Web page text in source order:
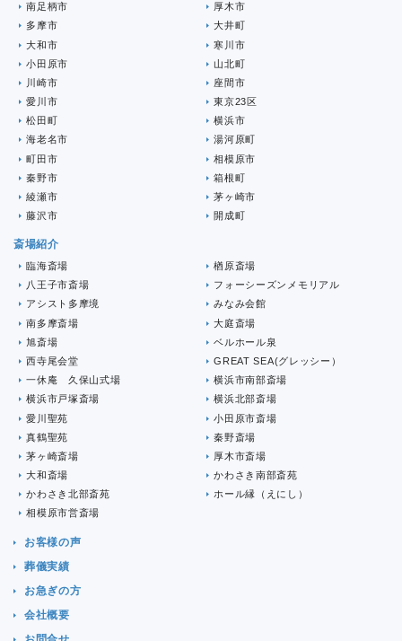
南足柄市
厚木市
多摩市
大井町
大和市
寒川市
小田原市
山北町
川崎市
座間市
愛川市
東京23区
松田町
横浜市
海老名市
湯河原町
町田市
相模原市
秦野市
箱根町
綾瀬市
茅ヶ崎市
藤沢市
開成町
斎場紹介
臨海斎場
楢原斎場
八王子市斎場
フォーシーズンメモリアル
アシスト多摩境
みなみ会館
南多摩斎場
大庭斎場
旭斎場
ベルホール泉
西寺尾会堂
GREAT SEA(グレッシー）
一休庵 久保山式場
横浜市南部斎場
横浜市戸塚斎場
横浜北部斎場
愛川聖苑
小田原市斎場
真鶴聖苑
秦野斎場
茅ヶ崎斎場
厚木市斎場
大和斎場
かわさき南部斎苑
かわさき北部斎苑
ホール縁（えにし）
相模原市営斎場
お客様の声
葬儀実績
お急ぎの方
会社概要